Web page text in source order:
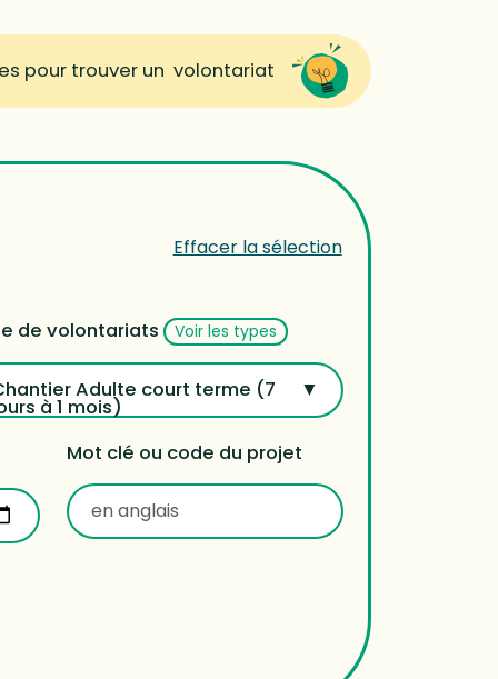
pour trouver un volontariat
Effacer la sélection
de volontariats Voir les types
Adulte court terme (7
à 1 mois)
Mot clé ou code du projet